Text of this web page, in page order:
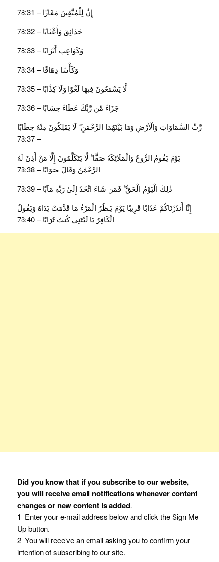
إِنَّ لِلْمُتَّقِينَ مَفَازًا – 78:31
حَدَائِقَ وَأَعْنَابًا – 78:32
وَكَوَاعِبَ أَتْرَابًا – 78:33
وَكَأْسًا دِهَاقًا – 78:34
لَّا يَسْمَعُونَ فِيهَا لَغْوًا وَلَا كِذَّابًا – 78:35
جَزَاءً مِّن رَّبِّكَ عَطَاءً حِسَابًا – 78:36
رَّبِّ السَّمَاوَاتِ وَالْأَرْضِ وَمَا بَيْنَهُمَا الرَّحْمَٰنِ ۖ لَا يَمْلِكُونَ مِنْهُ خِطَابًا
– 78:37
يَوْمَ يَقُومُ الرُّوحُ وَالْمَلَائِكَةُ صَفًّا ۖ لَّا يَتَكَلَّمُونَ إِلَّا مَنْ أَذِنَ لَهُ
الرَّحْمَٰنُ وَقَالَ صَوَابًا – 78:38
ذَٰلِكَ الْيَوْمُ الْحَقُّ ۖ فَمَن شَاءَ اتَّخَذَ إِلَىٰ رَبِّهِ مَآبًا – 78:39
إِنَّا أَنذَرْنَاكُمْ عَذَابًا قَرِيبًا يَوْمَ يَنظُرُ الْمَرْءُ مَا قَدَّمَتْ يَدَاهُ وَيَقُولُ
الْكَافِرُ يَا لَيْتَنِي كُنتُ تُرَابًا – 78:40
Did you know that if you subscribe to our website,
you will receive email notifications whenever content
changes or new content is added.
1. Enter your e-mail address below and click the Sign Me
Up button.
2. You will receive an email asking you to confirm your
intention of subscribing to our site.